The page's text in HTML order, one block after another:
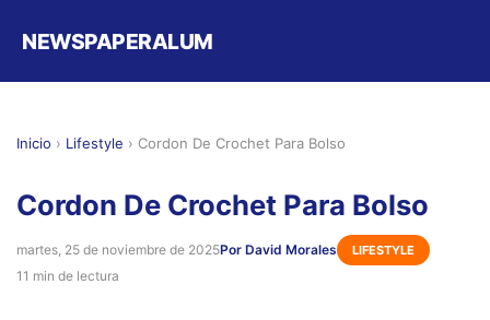
NEWSPAPERALUM
Inicio › Lifestyle › Cordon De Crochet Para Bolso
Cordon De Crochet Para Bolso
martes, 25 de noviembre de 2025Por David Morales LIFESTYLE
11 min de lectura